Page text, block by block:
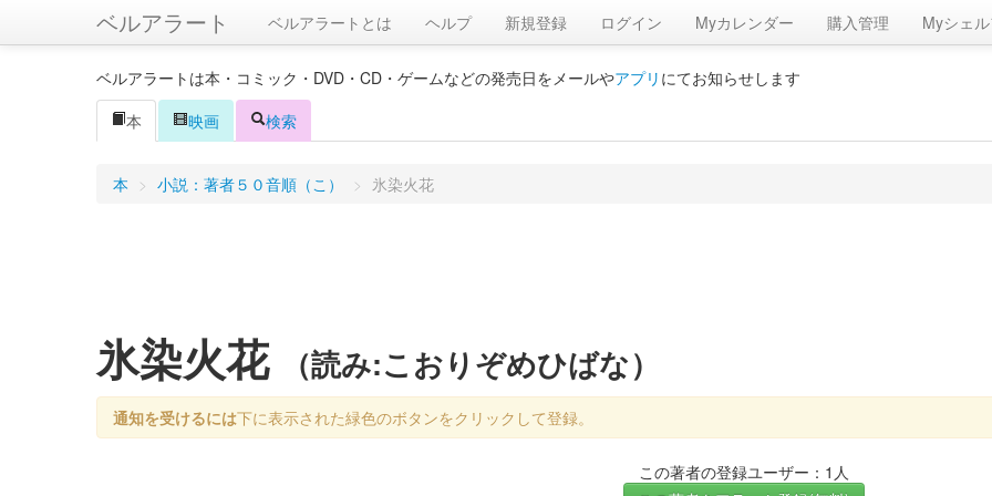
ベルアラート ベルアラートとは ヘルプ 新規登録 ログイン Myカレンダー 購入管理 Myシェル
ベルアラートは本・コミック・DVD・CD・ゲームなどの発売日をメールやアプリ にてお知らせします
本
映画 検索
本 > 小説：著者５０音順（こ） > 氷染火花
氷染火花 （読み:こおりぞめひばな）
通知を受けるには下に表示された緑色のボタンをクリックして登録。
この著者の登録ユーザー：1人